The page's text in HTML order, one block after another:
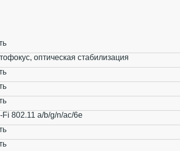
оптическая стабилизация
Fi 802.11 a/b/g/n/ac/6e